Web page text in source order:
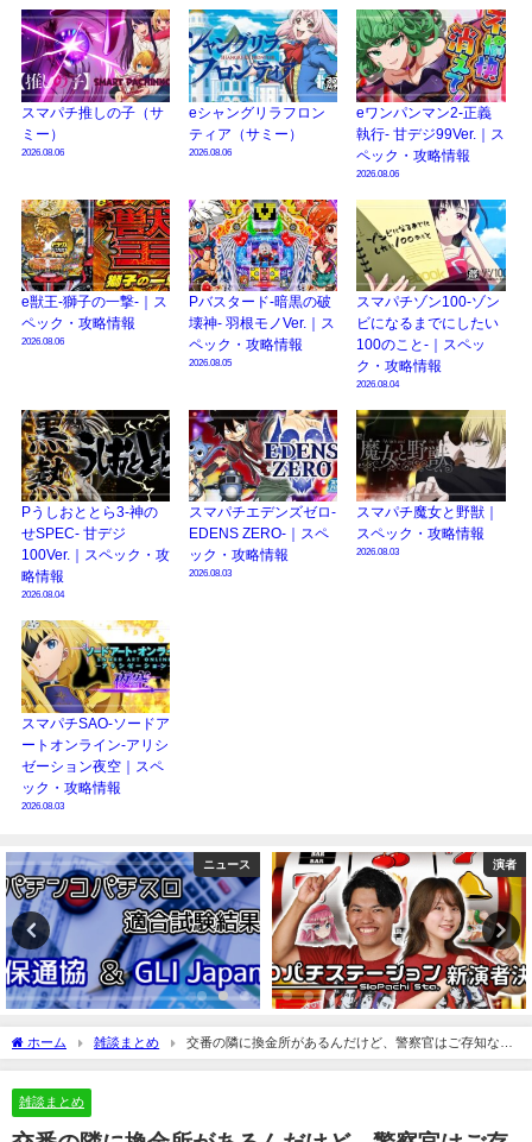
日遊協、ファン調査2025を発表｜使用金額中央値「1万円-3万円/1回」「遊技
歴20年以上が50％以上」等々…
【2025年】エイプリルフール話題（ネタ）まとめ｜ぱちんこパチスロ関連【4
月1日】
スマパチ推しの子（サ
ミー）
2026.08.06
eシャングリラフロン
ティア（サミー）
2026.08.06
eワンパンマン2-正義
執行- 甘デジ99Ver.｜ス
ペック・攻略情報
2026.08.06
e獣王-獅子の一撃-｜ス
ペック・攻略情報
2026.08.06
Pバスタード-暗黒の破
壊神- 羽根モノVer.｜ス
ペック・攻略情報
2026.08.05
スマパチゾン100-ゾン
ビになるまでにしたい
100のこと-｜スペッ
ク・攻略情報
2026.08.04
Pうしおととら3-神の
せSPEC- 甘デジ
100Ver.｜スペック・攻
略情報
2026.08.04
スマパチエデンズゼロ-
EDENS ZERO-｜スペ
ック・攻略情報
2026.08.03
スマパチ魔女と野獣｜
スペック・攻略情報
2026.08.03
スマパチSAO-ソードア
ートオンライン-アリシ
ゼーション夜空｜スペ
ック・攻略情報
2026.08.03
演者 コラム
ホーム 雑談まとめ
交番の隣に換金所があるんだけど、警察官はご存知な
い？
雑談まとめ